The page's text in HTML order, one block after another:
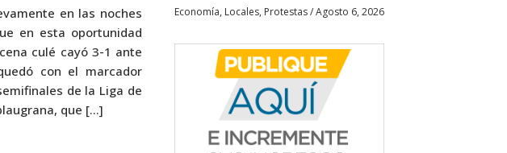
en las noches
en esta oportunidad
culé cayó 3-1 ante
con el marcador
de la Liga de
que […]
Economía, Locales, Protestas/Agosto 6, 2026